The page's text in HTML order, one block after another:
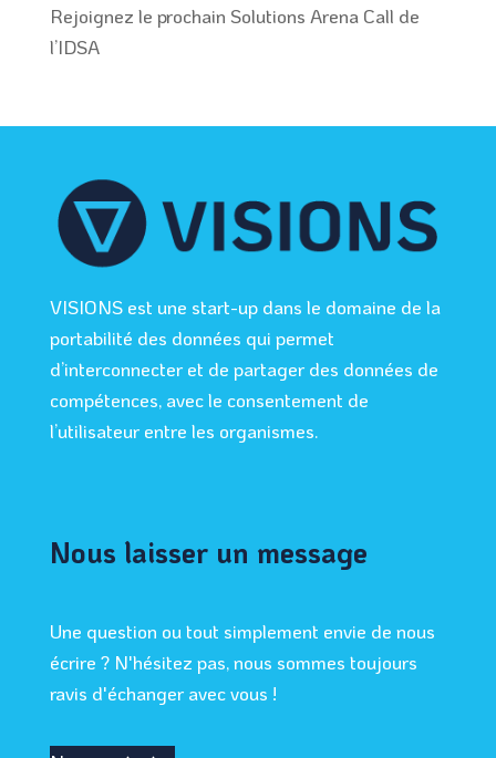
Rejoignez le prochain Solutions Arena Call de
l’IDSA
VISIONS est une start-up dans le domaine de la
portabilité des données qui permet
d’interconnecter et de partager des données de
compétences, avec le consentement de
l’utilisateur entre les organismes.
Nous laisser un message
Une question ou tout simplement envie de nous
écrire ? N'hésitez pas, nous sommes toujours
ravis d'échanger avec vous !